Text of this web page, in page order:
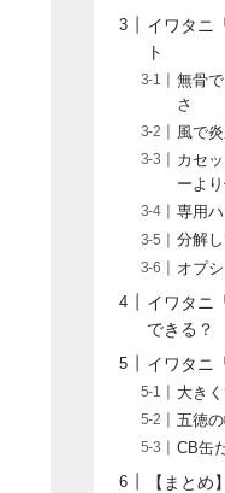
イワタニ
ト
無骨
さ
風で
カセ
ーよ
専用
分解
オプ
イワタニ
できる？
イワタニ
大き
五徳
CB缶
【まと